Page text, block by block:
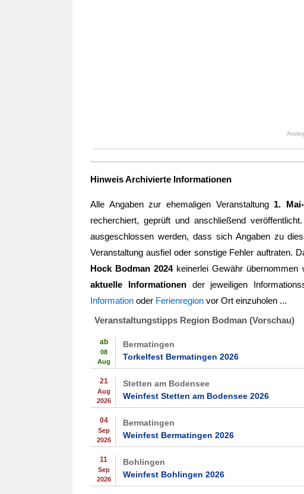
Hinweis Archivierte Informationen
Alle Angaben zur ehemaligen Veranstaltung 1.
recherchiert, geprüft und anschließend
ausgeschlossen werden, dass sich Angaben zu
Veranstaltung ausfiel oder sonstige Fehler auftraten.
Hock Bodman 2024keinerlei Gewähr übernommen
aktuelle Informationender jeweiligen
Information oder Ferienregion vor Ort einzuholen ...
Veranstaltungstipps Region Bodman (Vorschau)
ab
08
Aug
Bermatingen
Torkelfest Bermatingen 2026
21
Aug
2026
Stetten am Bodensee
Weinfest Stetten am Bodensee 2026
04
Sep
2026
Bermatingen
Weinfest Bermatingen 2026
11
Sep
2026
Bohlingen
Weinfest Bohlingen 2026